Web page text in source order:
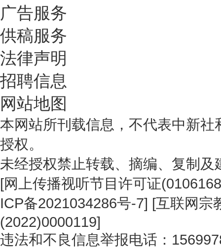
广告服务
供稿服务
法律声明
招聘信息
网站地图
本网站所刊载信息，不代表中新
授权。
未经授权禁止转载、摘编、复制
[网上传播视听节目许可证
ICP备2021034286号-7] [互联网宗
(2022)0000119]
违法和不良信息举报电话：